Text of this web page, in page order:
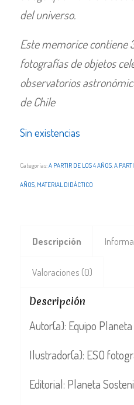
del universo.
Este memorice contiene
fotografías de objetos
observatorios
de Chile
Sin existencias
Categorías:A PARTIR DE LOS 4 AÑOS,A
AÑOS, MATERIAL DIDÁCTICO
Descripción
Valoraciones (0)
Descripción
Autor(a): Equipo
Ilustrador(a): ESO
Editorial: Planeta